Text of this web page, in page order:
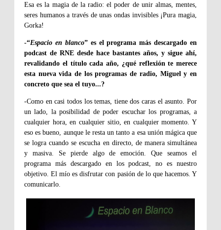
Esa es la magia de la radio: el poder de unir almas, mentes,
seres humanos a través de unas ondas invisibles ¡Pura magia
Gorka!
-“Espacio en blanco” es el programa más descargado en
podcast de RNE desde hace bastantes años, y sigue ahí,
revalidando el título cada año, ¿qué reflexión te merece
esta nueva vida de los programas de radio, Miguel y en
concreto que sea el tuyo...?
-Como en casi todos los temas, tiene dos caras el asunto. Por
un lado, la posibilidad de poder escuchar los programas, a
cualquier hora, en cualquier sitio, en cualquier momento. Y
eso es bueno, aunque le resta un tanto a esa unión mágica que
se logra cuando se escucha en directo, de manera simultánea
y masiva. Se pierde algo de emoción. Que seamos el
programa más descargado en los podcast, no es nuestro
objetivo. El mío es disfrutar con pasión de lo que hacemos. Y
comunicarlo.